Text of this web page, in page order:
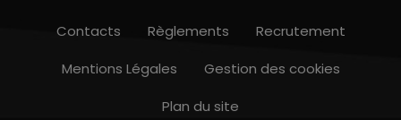
7h00 - 12h00
Contacts Règlements
Recrutement
Mentions Légales
Gestion des cookies
Plan du site